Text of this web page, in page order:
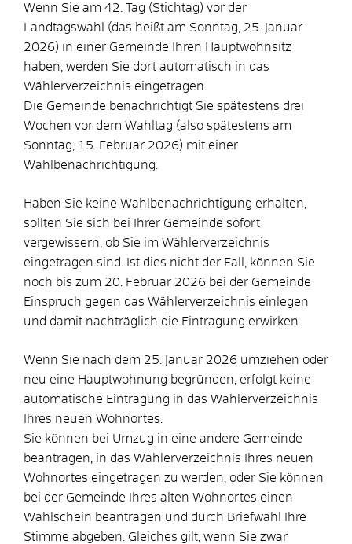
Wenn Sie am 42. Tag (Stichtag) vor der
Landtagswahl (das heißt am Sonntag, 25. Januar
2026) in einer Gemeinde Ihren Hauptwohnsitz
haben, werden Sie dort automatisch in das
Wählerverzeichnis eingetragen.
Die Gemeinde benachrichtigt Sie spätestens drei
Wochen vor dem Wahltag (also spätestens am
Sonntag, 15. Februar 2026) mit einer
Wahlbenachrichtigung.
Haben Sie keine Wahlbenachrichtigung erhalten,
sollten Sie sich bei Ihrer Gemeinde sofort
vergewissern, ob Sie im Wählerverzeichnis
eingetragen sind. Ist dies nicht der Fall, können Sie
noch bis zum 20. Februar 2026 bei der Gemeinde
Einspruch gegen das Wählerverzeichnis einlegen
und damit nachträglich die Eintragung erwirken.
Wenn Sie nach dem 25. Januar 2026 umziehen oder
neu eine Hauptwohnung begründen, erfolgt keine
automatische Eintragung in das Wählerverzeichnis
Ihres neuen Wohnortes.
Sie können bei Umzug in eine andere Gemeinde
beantragen, in das Wählerverzeichnis Ihres neuen
Wohnortes eingetragen zu werden, oder Sie können
bei der Gemeinde Ihres alten Wohnortes einen
Wahlschein beantragen und durch Briefwahl Ihre
Stimme abgeben. Gleiches gilt, wenn Sie zwar